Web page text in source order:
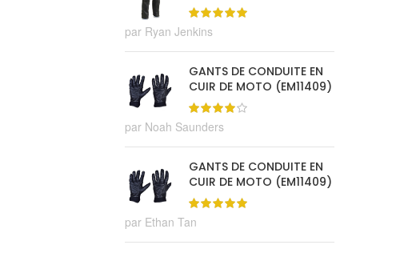
par Ryan Jenkins
GANTS DE CONDUITE EN
CUIR DE MOTO (EM11409)
par Noah Saunders
GANTS DE CONDUITE EN
CUIR DE MOTO (EM11409)
par Ethan Tan